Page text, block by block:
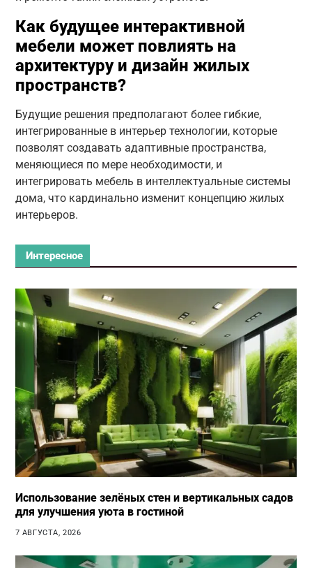
Как будущее интерактивной
мебели может повлиять на
архитектуру и дизайн жилых
пространств?
Будущие решения предполагают более гибкие,
интегрированные в интерьер технологии, которые
позволят создавать адаптивные пространства,
меняющиеся по мере необходимости, и
интегрировать мебель в интеллектуальные системы
дома, что кардинально изменит концепцию жилых
интерьеров.
Интересное
Использование зелёных стен и вертикальных садов
для улучшения уюта в гостиной
7 АВГУСТА, 2026